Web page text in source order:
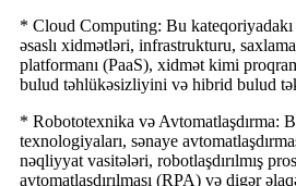
* Cloud Computing: Bu kateqoriyadakı
əsaslı xidmətləri, infrastrukturu,
platformanı (PaaS), xidmət kimi
bulud təhlükəsizliyini və hibrid bulud
* Robototexnika və Avtomatlaşdırma:
texnologiyaları, sənaye
nəqliyyat vasitələri, robotlaşdırılmış
avtomatlaşdırılması (RPA) və digər